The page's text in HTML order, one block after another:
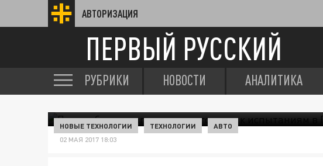
АВТОРИЗАЦИЯ
ПЕРВЫЙ РУССКИЙ
РУБРИКИ НОВОСТИ АНАЛИТИКА
НОВЫЕ ТЕХНОЛОГИИ ТЕХНОЛОГИИ АВТО
02 МАЯ 2017 18:03